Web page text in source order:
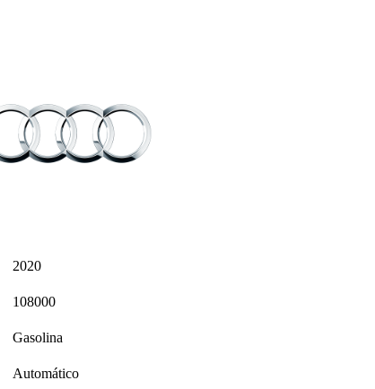
2020
108000
Gasolina
Automático